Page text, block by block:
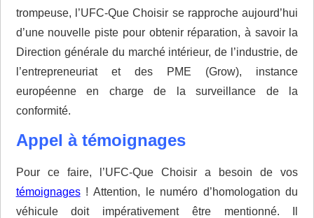
trompeuse, l’UFC-Que Choisir se rapproche aujourd’hui
d’une nouvelle piste pour obtenir réparation, à savoir la
Direction générale du marché intérieur, de l’industrie, de
l’entrepreneuriat et des PME (Grow), instance
européenne en charge de la surveillance de la
conformité.
Appel à témoignages
Pour ce faire, l’UFC-Que Choisir a besoin de vos
témoignages! Attention, le numéro d’homologation du
véhicule doit impérativement être mentionné. Il